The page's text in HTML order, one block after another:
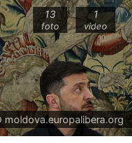
13
foto
1
video
moldova.europalibera.org